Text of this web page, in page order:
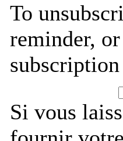
To
reminder,
Si vous